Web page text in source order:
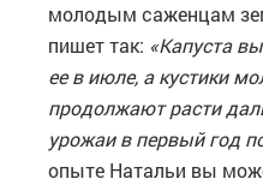
молодым саженцам
пишет так: «Капуста
ее в июле, а кустики
продолжают расти
урожаи в первый год
опыте Натальи вы